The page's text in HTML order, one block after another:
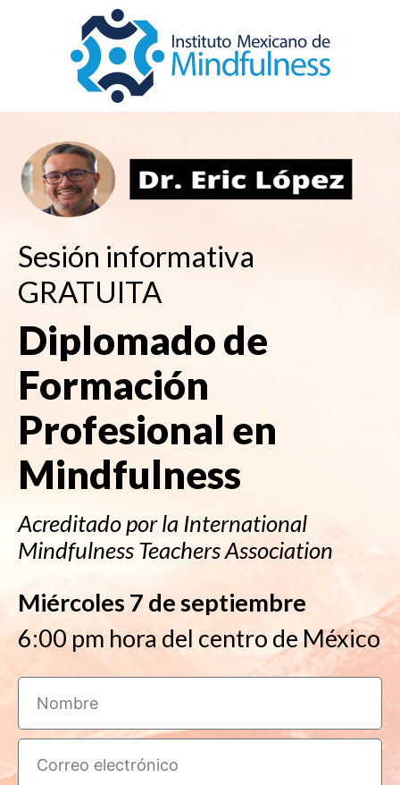
Sesión informativa
GRATUITA
Diplomado de
Formación
Profesional en
Mindfulness
Acreditado por la International
Mindfulness Teachers Association
Miércoles 7 de septiembre
6:00 pm hora del centro de México